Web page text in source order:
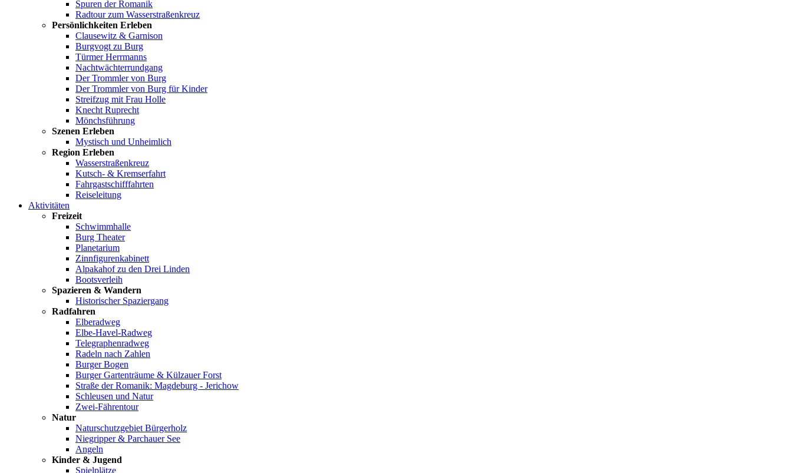
Spuren der Romanik
Radtour zum Wasserstraßenkreuz
Persönlichkeiten Erleben
Clausewitz & Garnison
Burgvogt zu Burg
Türmer Herrmanns
Nachtwächterrundgang
Der Trommler von Burg
Der Trommler von Burg für Kinder
Streifzug mit Frau Holle
Knecht Ruprecht
Mönchsführung
Szenen Erleben
Mystisch und Unheimlich
Region Erleben
Wasserstraßenkreuz
Kutsch- & Kremserfahrt
Fahrgastschifffahrten
Reiseleitung
Aktivitäten
Freizeit
Schwimmhalle
Burg Theater
Planetarium
Zinnfigurenkabinett
Alpakahof zu den Drei Linden
Bootsverleih
Spazieren & Wandern
Historischer Spaziergang
Radfahren
Elberadweg
Elbe-Havel-Radweg
Telegraphenradweg
Radeln nach Zahlen
Burger Bogen
Burger Gartenträume & Külzauer Forst
Straße der Romanik: Magdeburg - Jerichow
Schleusen und Natur
Zwei-Fährentour
Natur
Naturschutzgebiet Bürgerholz
Niegripper & Parchauer See
Angeln
Kinder & Jugend
Spielplätze